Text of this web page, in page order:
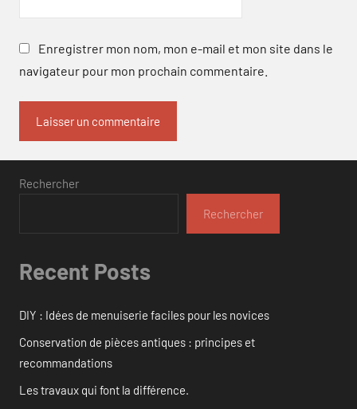
Enregistrer mon nom, mon e-mail et mon site dans le
navigateur pour mon prochain commentaire.
Rechercher
Rechercher
Recent Posts
DIY : Idées de menuiserie faciles pour les novices
Conservation de pièces antiques : principes et
recommandations
Les travaux qui font la différence.